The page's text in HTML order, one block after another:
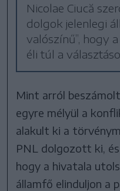
Nicolae Ciucă
dolgok jelenlegi
valószínű”, hogy
éli túl a
Mint arról
egyre mélyül a
alakult ki a
PNL dolgozott ki,
hogy a hivatala
államfő elinduljon a